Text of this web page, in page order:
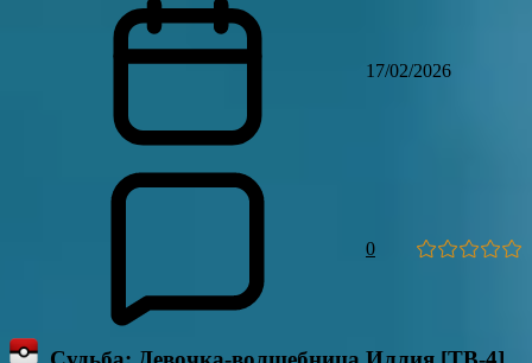
17/02/2026
0